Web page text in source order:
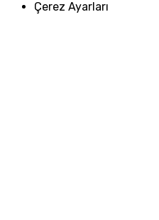
Çerez Ayarları